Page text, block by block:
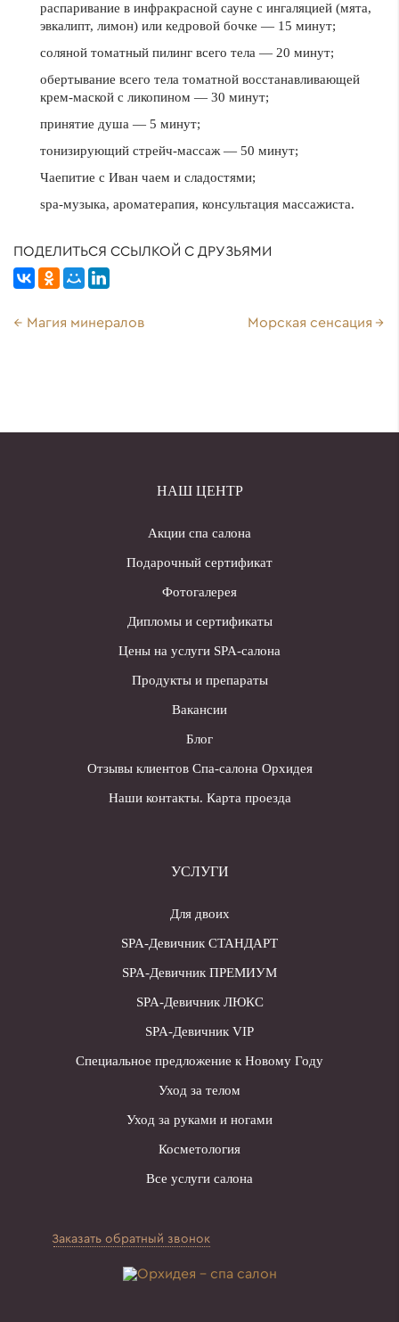
распаривание в инфракрасной сауне с ингаляцией (мята,
эвкалипт, лимон) или кедровой бочке — 15 минут;
соляной томатный пилинг всего тела — 20 минут;
обертывание всего тела томатной восстанавливающей
крем-маской с ликопином — 30 минут;
принятие душа — 5 минут;
тонизирующий стрейч-массаж — 50 минут;
Чаепитие с Иван чаем и сладостями;
spa-музыка, ароматерапия, консультация массажиста.
ПОДЕЛИТЬСЯ ССЫЛКОЙ С ДРУЗЬЯМИ
Магия минералов Морская сенсация
НАШ ЦЕНТР
Акции спа салона
Подарочный сертификат
Фотогалерея
Дипломы и сертификаты
Цены на услуги SPA-салона
Продукты и препараты
Вакансии
Блог
Отзывы клиентов Спа-салона Орхидея
Наши контакты. Карта проезда
УСЛУГИ
Для двоих
SPA-Девичник СТАНДАРТ
SPA-Девичник ПРЕМИУМ
SPA-Девичник ЛЮКС
SPA-Девичник VIP
Специальное предложение к Новому Году
Уход за телом
Уход за руками и ногами
Косметология
Все услуги салона
Заказать обратный звонок